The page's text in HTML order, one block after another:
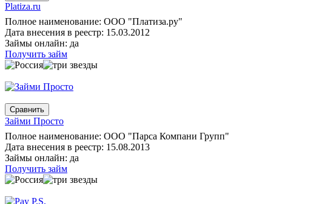
Platiza.ru
Полное наименование: ООО "Платиза.ру"
Дата внесения в реестр: 15.03.2012
Займы онлайн: да
Получить займ
Займи Просто
Полное наименование: ООО "Парса Компани Групп"
Дата внесения в реестр: 15.08.2013
Займы онлайн: да
Получить займ